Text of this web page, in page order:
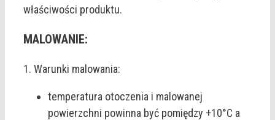
właściwości produktu.
MALOWANIE:
1. Warunki malowania:
temperatura otoczenia i malowanej
powierzchni powinna być pomiędzy +10°C a